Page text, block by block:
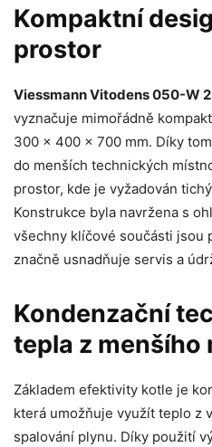
Kompaktní
prostor
Viessmann Vitodens 050-W
vyznačuje mimořádně
300 × 400 × 700 mm. Díky
do menších technických
prostor, kde je vyžadován
Konstrukce byla navržena s
všechny klíčové součásti jsou
značně usnadňuje servis a
Kondenzační
tepla z
Základem efektivity kotle je
která umožňuje využít teplo z
spalování plynu. Díky použití